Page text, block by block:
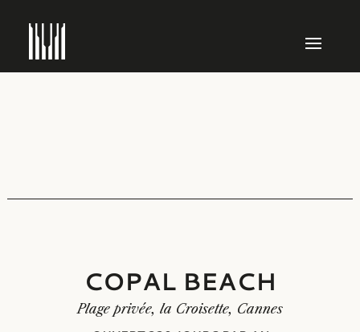
COPAL BEACH
Plage privée, la Croisette, Cannes